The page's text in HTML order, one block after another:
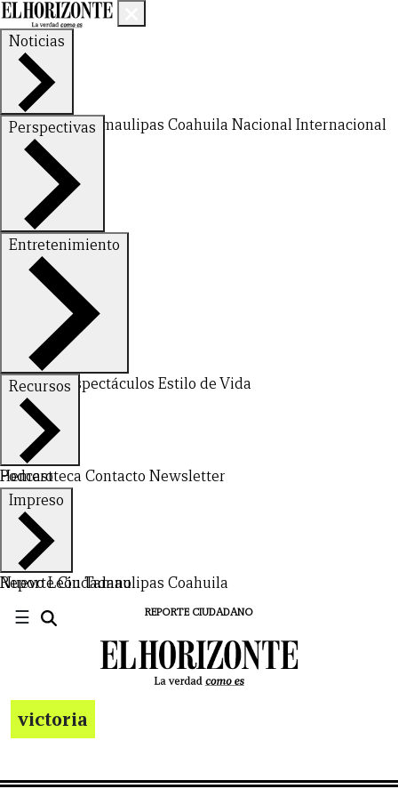
Noticias
Nuevo LeónTamaulipas Coahuila NacionalInternacional
Perspectivas
FinanzasOpinión
Entretenimiento
DeportesEspectáculos Estilo de Vida
Recursos
Hemeroteca Contacto Newsletter
Podcast
Impreso
Nuevo LeónTamaulipas Coahuila
Reporte Ciudadano
☰ REPORTE CIUDADANO
victoria